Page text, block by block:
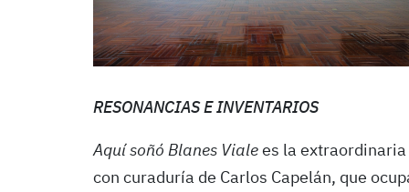
RESONANCIAS E INVENTARIOS
Aquí soñó Blanes Viale es la extraordinaria
con curaduría de Carlos Capelán, que